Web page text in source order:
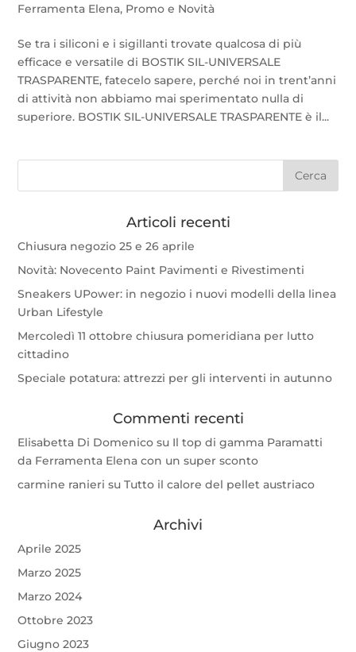
Ferramenta Elena, Promo e Novità
Se tra i siliconi e i sigillanti trovate qualcosa di più
efficace e versatile di BOSTIK SIL-UNIVERSALE
TRASPARENTE, fatecelo sapere, perché noi in trent’anni
di attività non abbiamo mai sperimentato nulla di
superiore. BOSTIK SIL-UNIVERSALE TRASPARENTE è il...
Articoli recenti
Chiusura negozio 25 e 26 aprile
Novità: Novecento Paint Pavimenti e Rivestimenti
Sneakers UPower: in negozio i nuovi modelli della linea
Urban Lifestyle
Mercoledì 11 ottobre chiusura pomeridiana per lutto
cittadino
Speciale potatura: attrezzi per gli interventi in autunno
Commenti recenti
Elisabetta Di Domenico su Il top di gamma Paramatti
da Ferramenta Elena con un super sconto
carmine ranieri suTutto il calore del pellet austriaco
Archivi
Aprile 2025
Marzo 2025
Marzo 2024
Ottobre 2023
Giugno 2023